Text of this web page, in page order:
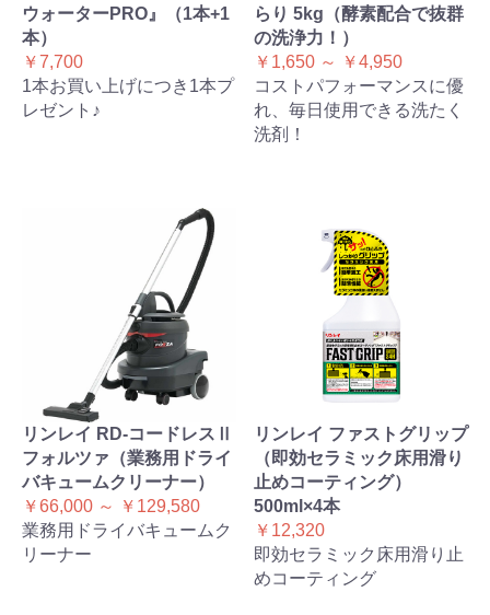
ウォーターPRO』（1本+1
本）
￥7,700
1本お買い上げにつき1本プ
レゼント♪
らり 5kg（酵素配合で抜群
の洗浄力！）
￥1,650 ～ ￥4,950
コストパフォーマンスに優
れ、毎日使用できる洗たく
洗剤！
リンレイ RD-コードレスⅡ
フォルツァ（業務用ドライ
バキュームクリーナー）
￥66,000 ～ ￥129,580
業務用ドライバキュームク
リーナー
リンレイ ファストグリップ
（即効セラミック床用滑り
止めコーティング）
500ml×4本
￥12,320
即効セラミック床用滑り止
めコーティング